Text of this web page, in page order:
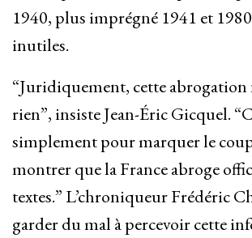
1940, plus imprégné 1941 et
inutiles.
“Juridiquement, cette abrogation
rien”, insiste Jean-Éric Gicquel.
simplement pour marquer le
montrer que la France abroge
textes.” L’chroniqueur Frédéric
garder du mal à percevoir cette